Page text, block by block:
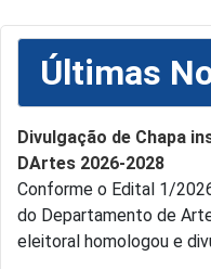
Últimas
Divulgação de Chapa
DArtes 2026-2028
Conforme o Edital 1/
do Departamento de
eleitoral homologou e